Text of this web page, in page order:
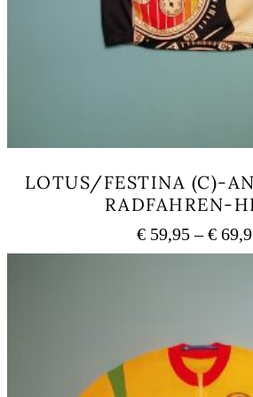
LOTUS/FESTINA (C)-
RADFAHREN-
€ 59,95 –€
auf.
Die
Optionen
können